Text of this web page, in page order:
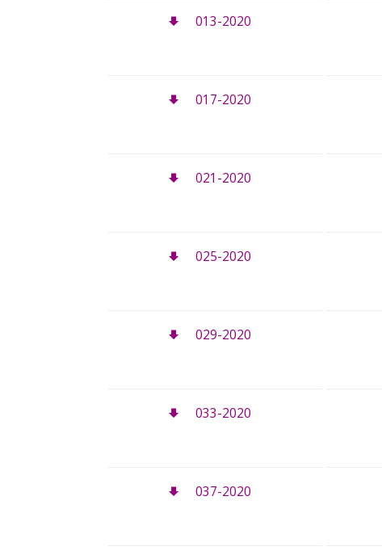
013-2020
017-2020
021-2020
025-2020
029-2020
033-2020
037-2020